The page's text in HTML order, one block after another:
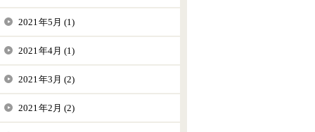
2021年5月 (1)
2021年4月 (1)
2021年3月 (2)
2021年2月 (2)